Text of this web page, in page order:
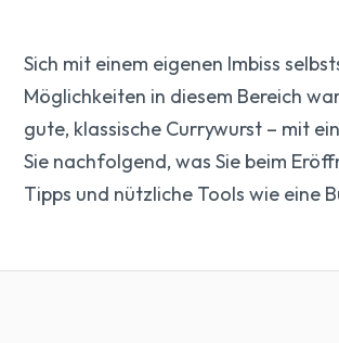
Sich mit einem eigenen Imbiss
Möglichkeiten in diesem Bereich
gute, klassische Currywurst – mit
Sie nachfolgend, was Sie beim
Tipps und nützliche Tools wie eine